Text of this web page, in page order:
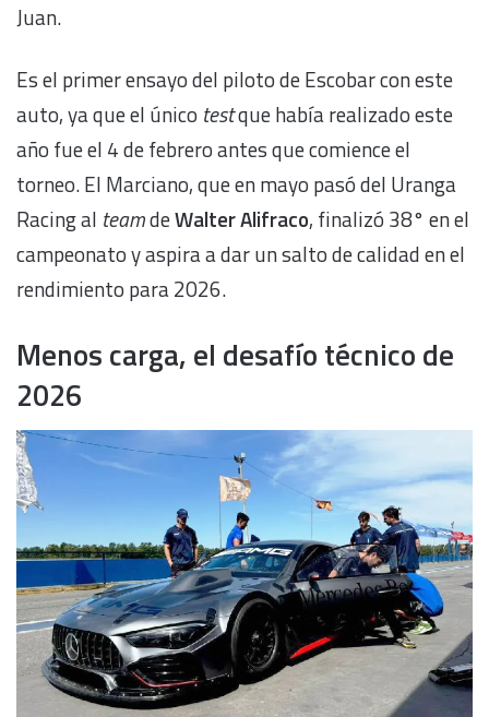
Juan.
Es el primer ensayo del piloto de Escobar con este
auto, ya que el único testque había realizado este
año fue el 4 de febrero antes que comience el
torneo. El Marciano, que en mayo pasó del Uranga
Racing al teamdeWalter Alifraco, finalizó 38° en el
campeonato y aspira a dar un salto de calidad en el
rendimiento para 2026.
Menos carga, el desafío técnico de
2026